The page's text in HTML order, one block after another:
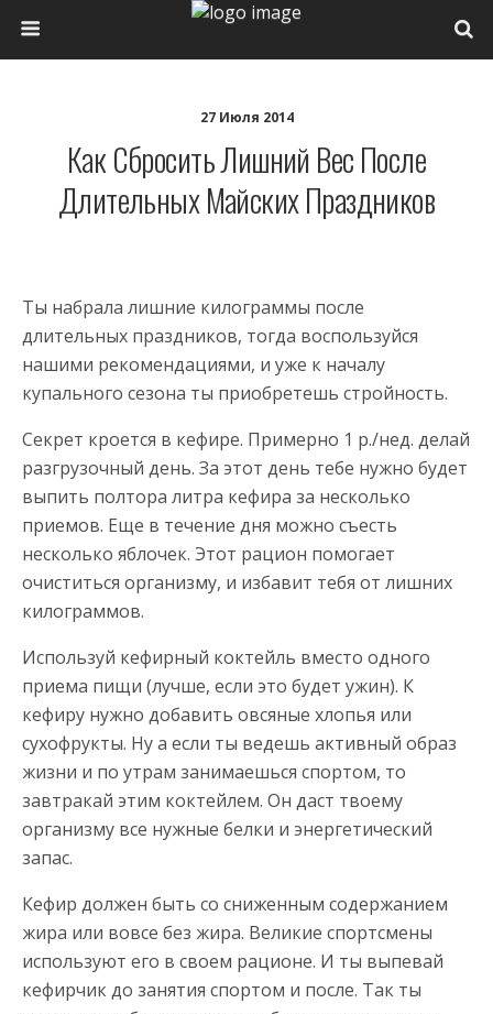
27 Июля 2014
Как Сбросить Лишний Вес После
Длительных Майских Праздников
Ты набрала лишние килограммы после
длительных праздников, тогда воспользуйся
нашими рекомендациями, и уже к началу
купального сезона ты приобретешь стройность.
Секрет кроется в кефире. Примерно 1 р./нед. делай
разгрузочный день. За этот день тебе нужно будет
выпить полтора литра кефира за несколько
приемов. Еще в течение дня можно съесть
несколько яблочек. Этот рацион помогает
очиститься организму, и избавит тебя от лишних
килограммов.
Используй кефирный коктейль вместо одного
приема пищи (лучше, если это будет ужин). К
кефиру нужно добавить овсяные хлопья или
сухофрукты. Ну а если ты ведешь активный образ
жизни и по утрам занимаешься спортом, то
завтракай этим коктейлем. Он даст твоему
организму все нужные белки и энергетический
запас.
Кефир должен быть со сниженным содержанием
жира или вовсе без жира. Великие спортсмены
используют его в своем рационе. И ты выпевай
кефирчик до занятия спортом и после. Так ты